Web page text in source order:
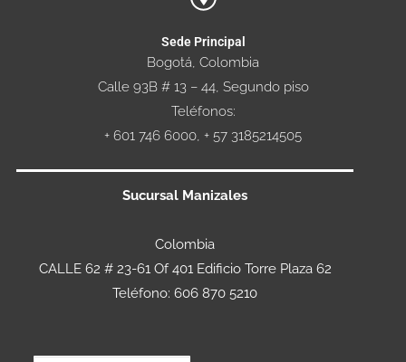
Sede Principal
Bogotá, Colombia
Calle 93B # 13 – 44, Segundo piso
Teléfonos:
+ 601 746 6000, + 57 3185214505
Sucursal Manizales
Colombia
CALLE 62 # 23-61 Of 401 Edificio Torre Plaza 62
Teléfono: 606 870 5210